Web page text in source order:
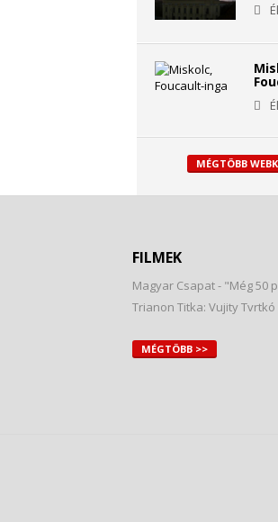
MÉGTÖBB
FILMEK
Magyar Csapat - "Még 50
Trianon Titka: Vujity
MÉGTÖBB >>